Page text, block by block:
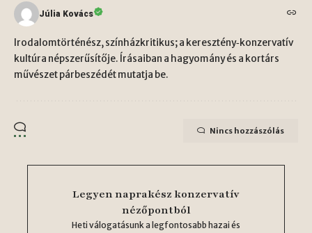
Júlia Kovács
Irodalomtörténész, színházkritikus; a keresztény‑konzervatív
kultúra népszerűsítője. Írásaiban a hagyomány és a kortárs
művészet párbeszédét mutatja be.
Nincs hozzászólás
Legyen naprakész konzervatív
nézőpontból
Heti válogatásunk a legfontosabb hazai és